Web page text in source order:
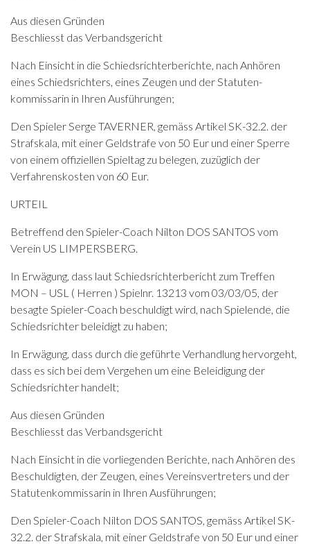
Aus diesen Gründen
Beschliesst das Verbandsgericht
Nach Einsicht in die Schiedsrichterberichte, nach Anhören
eines Schiedsrichters, eines Zeugen und der Statuten-
kommissarin in Ihren Ausführungen;
Den Spieler Serge TAVERNER, gemäss Artikel SK-32.2. der
Strafskala, mit einer Geldstrafe von 50 Eur und einer Sperre
von einem offiziellen Spieltag zu belegen, zuzüglich der
Verfahrenskosten von 60 Eur.
URTEIL
Betreffend den Spieler-Coach Nilton DOS SANTOS vom
Verein US LIMPERSBERG.
In Erwägung, dass laut Schiedsrichterbericht zum Treffen
MON – USL ( Herren ) Spielnr. 13213 vom 03/03/05, der
besagte Spieler-Coach beschuldigt wird, nach Spielende, die
Schiedsrichter beleidigt zu haben;
In Erwägung, dass durch die geführte Verhandlung hervorgeht,
dass es sich bei dem Vergehen um eine Beleidigung der
Schiedsrichter handelt;
Aus diesen Gründen
Beschliesst das Verbandsgericht
Nach Einsicht in die vorliegenden Berichte, nach Anhören des
Beschuldigten, der Zeugen, eines Vereinsvertreters und der
Statutenkommissarin in Ihren Ausführungen;
Den Spieler-Coach Nilton DOS SANTOS, gemäss Artikel SK-
32.2. der Strafskala, mit einer Geldstrafe von 50 Eur und einer